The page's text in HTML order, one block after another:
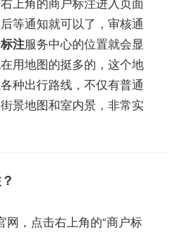
等通知就可以了，审核通
注服务中心的位置就会显
用地图的挺多的，这个地
种出行路线，不仅有普通
景地图和室内景，非常实
网，点击右上角的“商户标